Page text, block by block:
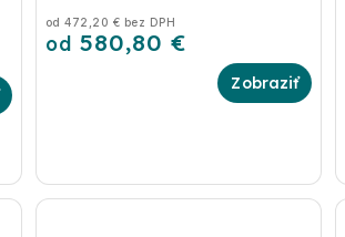
od 472,20 € bez DPH
od 580,80 €